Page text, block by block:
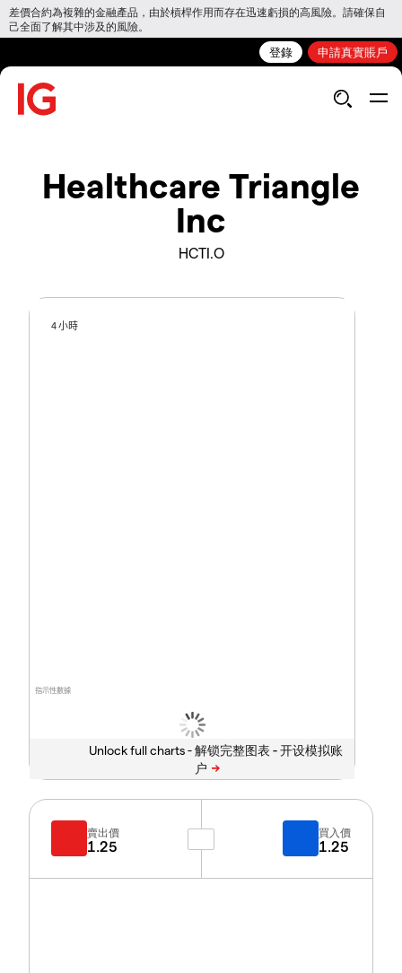
差價合約為複雜的金融產品，由於槓桿作用而存在迅速虧損的高風險。請確保自
己全面了解其中涉及的風險。
登錄 申請真實賬戶
Healthcare Triangle
Inc
HCTI.O
指示性數據
4 小時
Unlock full charts -
賣出價
1.25
買入價
1.25